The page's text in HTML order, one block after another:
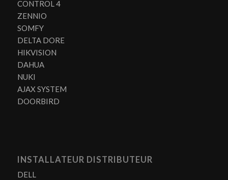
CONTROL 4
ZENNIO
SOMFY
DELTA DORE
HIKVISION
DAHUA
NUKI
AJAX SYSTEM
DOORBIRD
INSTALLATEUR DISTRIBUTEUR
DELL